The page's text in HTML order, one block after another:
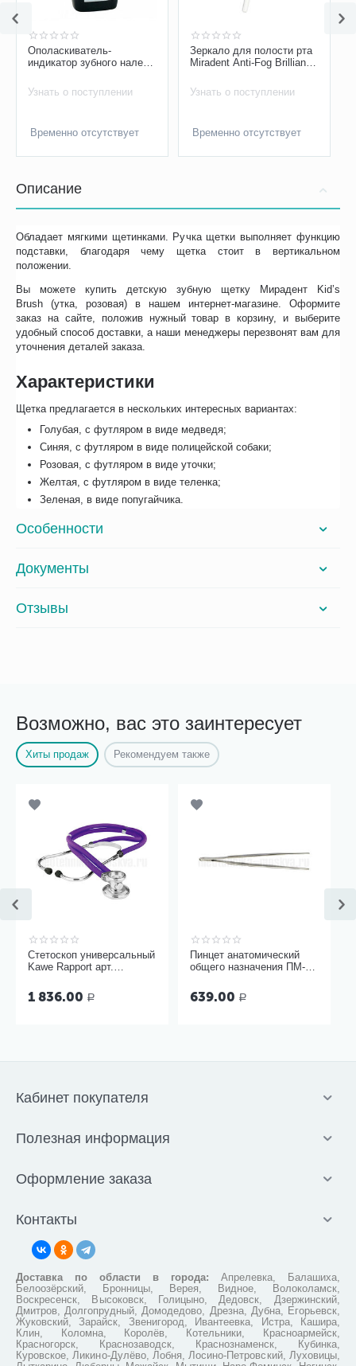
Ополаскиватель-
индикатор зубного налета
мл
Узнать о поступлении
Временно отсутствует
Зеркало для полости рта
Miradent Anti-Fog Brilliant
Узнать о поступлении
Временно отсутствует
Описание
Обладает мягкими щетинками. Ручка щетки выполняет функцию
подставки, благодаря чему щетка стоит в вертикальном
положении.
Вы можете купить детскую зубную щетку Мирадент Kid’s
Brush (утка, розовая) в нашем интернет-магазине. Оформите
заказ на сайте, положив нужный товар в корзину, и выберите
удобный способ доставки, а наши менеджеры перезвонят вам для
уточнения деталей заказа.
Характеристики
Щетка предлагается в нескольких интересных вариантах:
Голубая, с футляром в виде медведя;
Синяя, с футляром в виде полицейской собаки;
Розовая, с футляром в виде уточки;
Желтая, с футляром в виде теленка;
Зеленая, в виде попугайчика.
Особенности
Документы
Отзывы
Возможно, вас это заинтересует
Хиты продаж Рекомендуем также
Стетоскоп универсальный
Kawe Rapport арт.
1 836.00 Р
Пинцет анатомический
общего назначения ПМ-11
639.00 Р
Кабинет покупателя
Полезная информация
Оформление заказа
Контакты
Доставка по области в города: Апрелевка, Балашиха,
Белоозёрский, Бронницы, Верея, Видное, Волоколамск,
Воскресенск, Высоковск, Голицыно, Дедовск, Дзержинский,
Дмитров, Долгопрудный, Домодедово, Дрезна, Дубна, Егорьевск,
Жуковский, Зарайск, Звенигород, Ивантеевка, Истра, Кашира,
Клин, Коломна, Королёв, Котельники, Красноармейск,
Красногорск, Краснозаводск, Краснознаменск, Кубинка,
Куровское, Ликино-Дулёво, Лобня, Лосино-Петровский, Луховицы,